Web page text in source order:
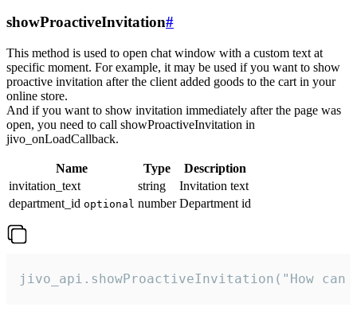
showProactiveInvitation#
This method is used to open chat window with a custom text at
specific moment. For example, it may be used if you want to show
proactive invitation after the client added goods to the cart in your
online store.
And if you want to show invitation immediately after the page was
open, you need to call showProactiveInvitation in
jivo_onLoadCallback.
Name Type
Description
invitation_text
string
Invitation text
department_id optional number Department id
jivo_api.showProactiveInvitation("How